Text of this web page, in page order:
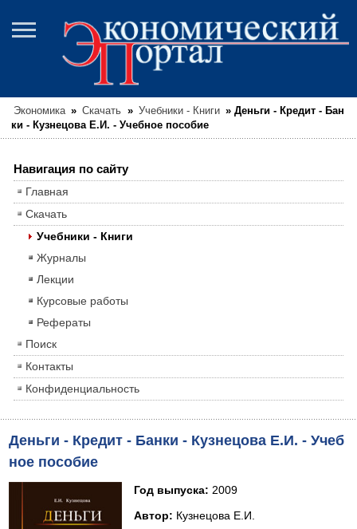
Экономика » Скачать » Учебники - Книги » Деньги - Кредит - Бан
ки - Кузнецова Е.И. - Учебное пособие
Навигация по сайту
Главная
Скачать
Учебники - Книги
Журналы
Лекции
Курсовые работы
Рефераты
Поиск
Контакты
Конфиденциальность
Деньги - Кредит - Банки - Кузнецова Е.И. - Учеб
ное пособие
Год выпуска: 2009
Автор: Кузнецова Е.И.